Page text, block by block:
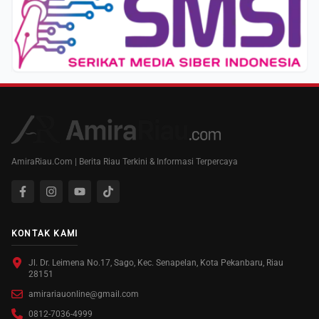
AmiraRiau.Com | Berita Riau Terkini & Informasi Terpercaya
KONTAK KAMI
Jl. Dr. Leimena No.17, Sago, Kec. Senapelan, Kota Pekanbaru, Riau
28151
amirariauonline@gmail.com
0812-7036-4999